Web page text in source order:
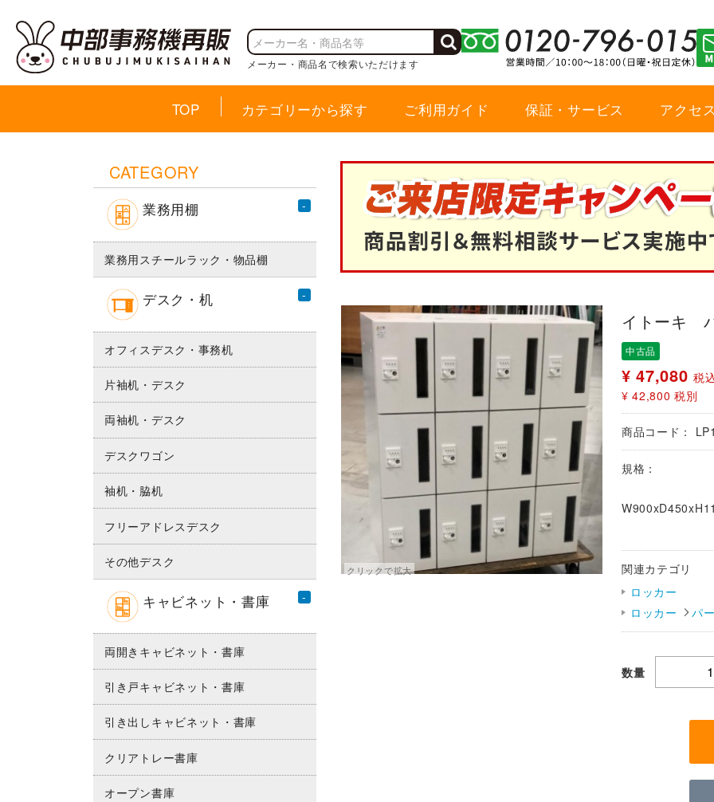
メーカー・商品名で検索いただけます
TOP カテゴリーから探す ご利用ガイド 保証・サービス アクセス
CATEGORY
業務用棚
業務用スチールラック・物品棚
デスク・机
オフィスデスク・事務机
片袖机・デスク
両袖机・デスク
デスクワゴン
袖机・脇机
フリーアドレスデスク
その他デスク
キャビネット・書庫
両開きキャビネット・書庫
引き戸キャビネット・書庫
引き出しキャビネット・書庫
クリアトレー書庫
オープン書庫
イトーキ
中古品
¥ 47,080 税
¥ 42,800 税別
商品コード：
規格：
関連カテゴリ
ロッカー
ロッカー
パ
数量